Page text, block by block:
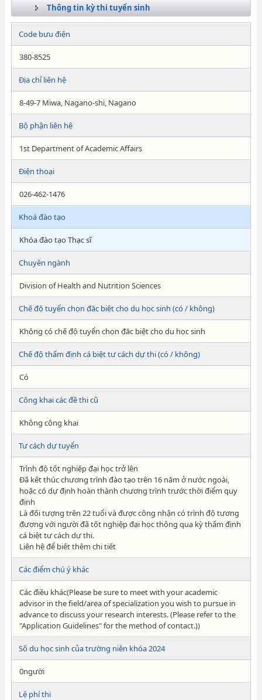
Thông tin kỳ thi tuyển sinh
Code bưu điện
380-8525
Địa chỉ liên hệ
8-49-7 Miwa, Nagano-shi, Nagano
Bộ phận liên hệ
1st Department of Academic Affairs
Điện thoại
026-462-1476
Khoá đào tạo
Khóa đào tạo Thạc sĩ
Chuyên ngành
Division of Health and Nutrition Sciences
Chế độ tuyển chọn đăc biệt cho du học sinh (có / không)
Không có chế độ tuyển chọn đăc biệt cho du học sinh
Chế độ thẩm định cá biệt tư cách dự thi (có / không)
Có
Công khai các đề thi cũ
Không công khai
Tư cách dự tuyển
Trình độ tốt nghiệp đại học trở lên
Đã kết thúc chương trình đào tạo trên 16 năm ở nước ngoài,
hoặc có dự định hoàn thành chương trình trước thời điểm quy
định
Là đối tượng trên 22 tuổi và được công nhận có trình độ tương
đương với người đã tốt nghiệp đại học thông qua kỳ thẩm định
cá biệt tư cách dự thi.
Liên hệ để biết thêm chi tiết
Các điểm chú ý khác
Các điều khác(Please be sure to meet with your academic
advisor in the field/area of specialization you wish to pursue in
advance to discuss your research interests. (Please refer to the
"Application Guidelines" for the method of contact.))
Số du học sinh của trường niên khóa 2024
0người
Lệ phí thi